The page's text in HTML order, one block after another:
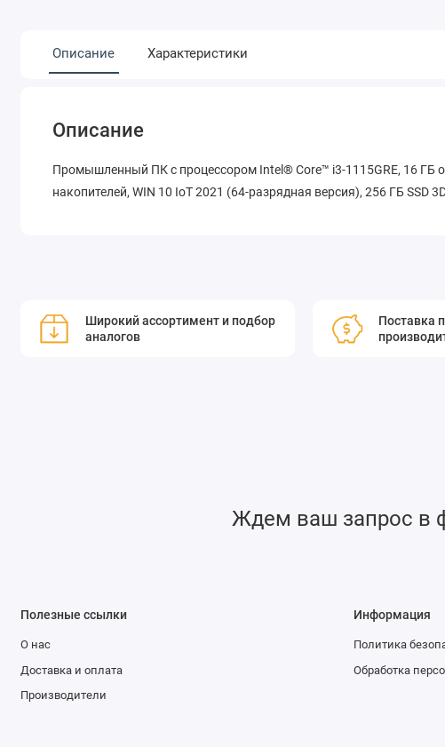
Описание Характеристики
Описание
Промышленный ПК с процессором Intel® Core™ i3-1115GRE, 16 ГБ
накопителей, WIN 10 IoT 2021 (64-разрядная версия), 256 ГБ SSD
Широкий ассортимент и подбор
аналогов
Поставка
Ждем ваш запрос в
Полезные ссылки
О нас
Доставка и оплата
Производители
Информация
Политика
Обработка